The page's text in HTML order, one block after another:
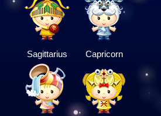
Sagittarius Capricorn